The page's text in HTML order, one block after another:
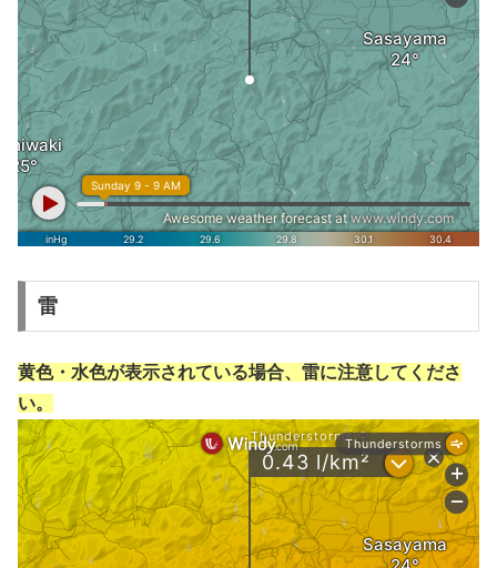
雷
黄色・水色が表示されている場合、雷に注意してくださ
い。